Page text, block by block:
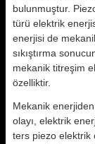
bulunmuştur.
türü elektrik
enerjisi de
sıkıştırma
mekanik titreşim
özelliktir.
Mekanik
olayı, elektrik
ters piezo elektrik